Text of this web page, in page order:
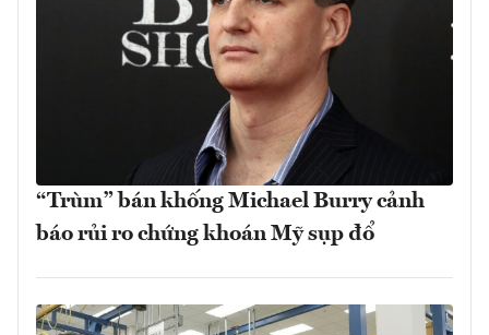
“Trùm” bán khống Michael Burry cảnh
báo rủi ro chứng khoán Mỹ sụp đổ